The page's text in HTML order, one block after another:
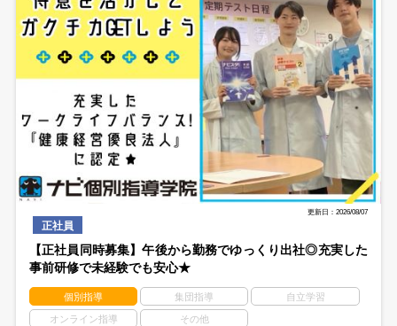
更新日：2026/08/07
正社員
【正社員同時募集】午後から勤務でゆっくり出社◎充実した
事前研修で未経験でも安心★
個別指導 集団指導 自立学習
オンライン指導 その他